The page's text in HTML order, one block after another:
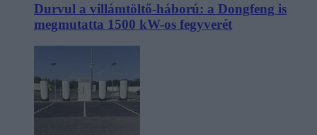
Durvul a villámtöltő-háború: a Dongfeng is
megmutatta 1500 kW-os fegyverét